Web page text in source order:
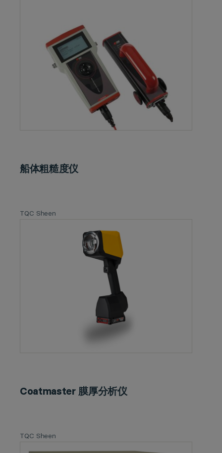
船体粗糙度仪
TQC Sheen
Coatmaster 膜厚分析仪
TQC Sheen